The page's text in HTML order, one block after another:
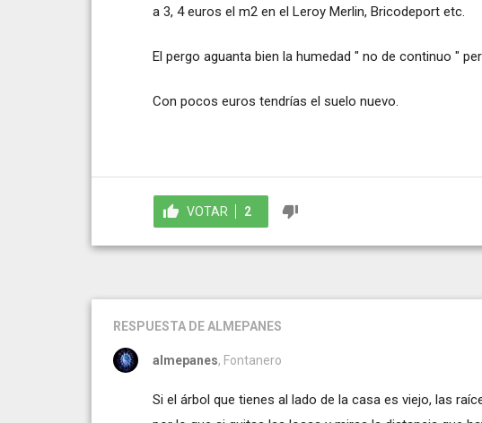
a 3, 4 euros el m2 en el Leroy Merlin, Bricodeport etc.
El pergo aguanta bien la humedad " no de continuo "
Con pocos euros tendrías el suelo nuevo.
VOTAR 2
RESPUESTA DE ALMEPANES
almepanes, Fontanero
Si el árbol que tienes al lado de la casa es viejo, las